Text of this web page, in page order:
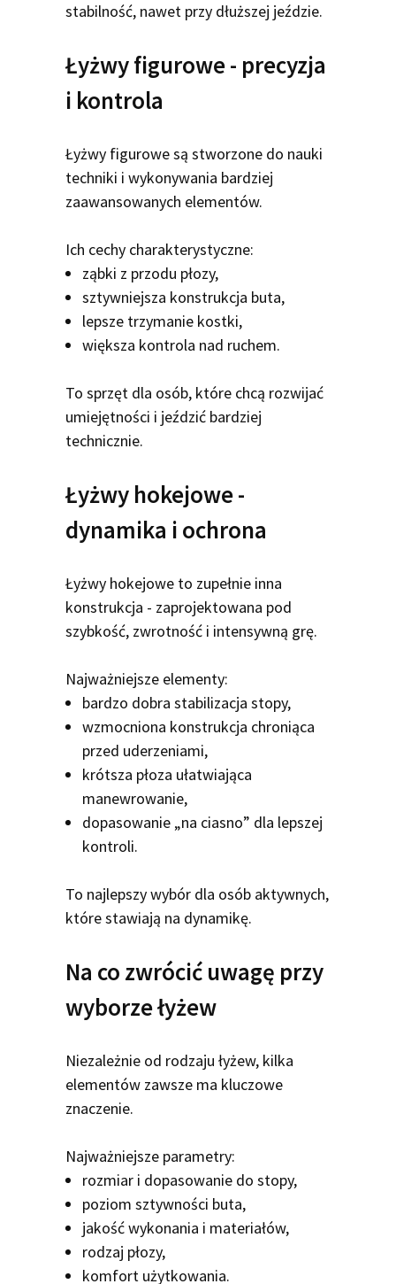
stabilność, nawet przy dłuższej jeździe.
Łyżwy figurowe - precyzja
i kontrola
Łyżwy figurowe są stworzone do nauki
techniki i wykonywania bardziej
zaawansowanych elementów.
Ich cechy charakterystyczne:
ząbki z przodu płozy,
sztywniejsza konstrukcja buta,
lepsze trzymanie kostki,
większa kontrola nad ruchem.
To sprzęt dla osób, które chcą rozwijać
umiejętności i jeździć bardziej
technicznie.
Łyżwy hokejowe -
dynamika i ochrona
Łyżwy hokejowe to zupełnie inna
konstrukcja - zaprojektowana pod
szybkość, zwrotność i intensywną grę.
Najważniejsze elementy:
bardzo dobra stabilizacja stopy,
wzmocniona konstrukcja chroniąca
przed uderzeniami,
krótsza płoza ułatwiająca
manewrowanie,
dopasowanie „na ciasno” dla lepszej
kontroli.
To najlepszy wybór dla osób aktywnych,
które stawiają na dynamikę.
Na co zwrócić uwagę przy
wyborze łyżew
Niezależnie od rodzaju łyżew, kilka
elementów zawsze ma kluczowe
znaczenie.
Najważniejsze parametry:
rozmiar i dopasowanie do stopy,
poziom sztywności buta,
jakość wykonania i materiałów,
rodzaj płozy,
komfort użytkowania.